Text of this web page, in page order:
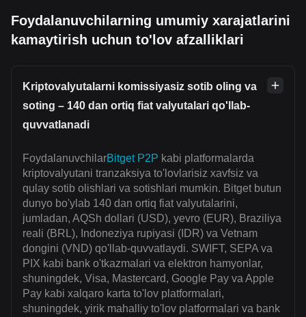
Foydalanuvchilarning umumiy xarajatlarini
kamaytirish uchun to'lov afzalliklari
Kriptovalyutalarni komissiyasiz sotib oling va
soting – 140 dan ortiq fiat valyutalari qo'llab-
quvvatlanadi
FoydalanuvchilarBitget P2P kabi platformalarda
kriptovalyutani tranzaksiya to'lovlarisiz xavfsiz va
qulay sotib olishlari va sotishlari mumkin. Bitget butun
dunyo bo'ylab 140 dan ortiq fiat valyutalarini,
jumladan, AQSh dollari (USD), yevro (EUR), Braziliya
reali (BRL), Indoneziya rupiyasi (IDR) va Vetnam
dongini (VND) qo'llab-quvvatlaydi. SWIFT, SEPA va
PIX kabi bank o'tkazmalari va elektron hamyonlar,
shuningdek, Visa, Mastercard, Google Pay va Apple
Pay kabi xalqaro karta to'lov platformalari,
shuningdek, yirik mahalliy to'lov platformalari va bank